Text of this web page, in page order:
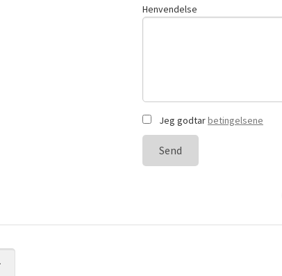
Henvendelse
Jeg godtarbetingelsene
Send